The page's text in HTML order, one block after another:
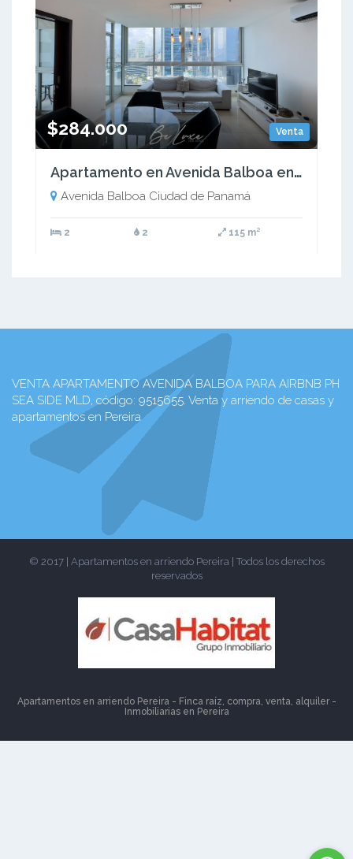
Venta
$284.000
Apartamento en Avenida Balboa en venta Ph Villa del Mar (1)
Avenida Balboa Ciudad de Panamá
2 2 115 m²
VENTA APARTAMENTO AVENIDA BALBOA PARA AIRBNB PH
SEA SIDE MLD, código: 9515655. Venta y arriendo de casas y
apartamentos en Pereira
© 2017 | Apartamentos en arriendo Pereira | Todos los derechos
reservados
Apartamentos en arriendo Pereira - Finca raíz, compra, venta, alquiler -
Inmobiliarias en Pereira